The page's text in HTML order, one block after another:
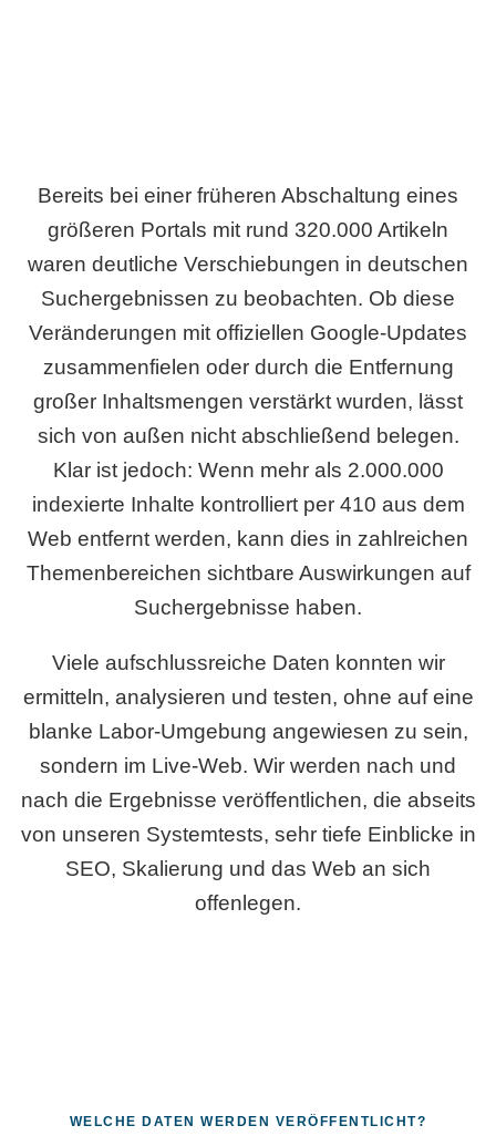
Bereits bei einer früheren Abschaltung eines
größeren Portals mit rund 320.000 Artikeln
waren deutliche Verschiebungen in deutschen
Suchergebnissen zu beobachten. Ob diese
Veränderungen mit offiziellen Google-Updates
zusammenfielen oder durch die Entfernung
großer Inhaltsmengen verstärkt wurden, lässt
sich von außen nicht abschließend belegen.
Klar ist jedoch: Wenn mehr als 2.000.000
indexierte Inhalte kontrolliert per 410 aus dem
Web entfernt werden, kann dies in zahlreichen
Themenbereichen sichtbare Auswirkungen auf
Suchergebnisse haben.
Viele aufschlussreiche Daten konnten wir
ermitteln, analysieren und testen, ohne auf eine
blanke Labor-Umgebung angewiesen zu sein,
sondern im Live-Web. Wir werden nach und
nach die Ergebnisse veröffentlichen, die abseits
von unseren Systemtests, sehr tiefe Einblicke in
SEO, Skalierung und das Web an sich
offenlegen.
WELCHE DATEN WERDEN VERÖFFENTLICHT?